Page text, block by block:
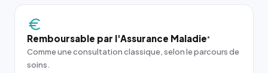
Remboursable par l'Assurance Maladie*
Comme une consultation classique, selon le parcours de
soins.